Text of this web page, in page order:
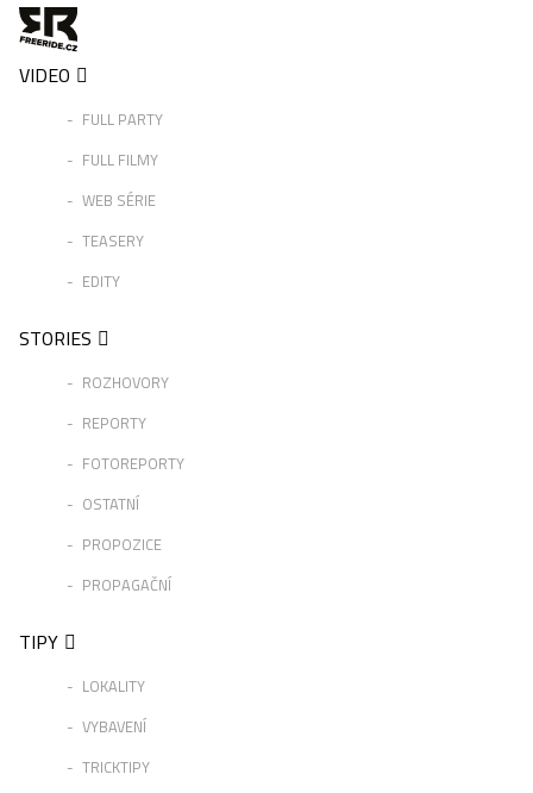
VIDEO
FULL PARTY
FULL FILMY
WEB SÉRIE
TEASERY
EDITY
STORIES
ROZHOVORY
REPORTY
FOTOREPORTY
OSTATNÍ
PROPOZICE
PROPAGAČNÍ
TIPY
LOKALITY
VYBAVENÍ
TRICKTIPY